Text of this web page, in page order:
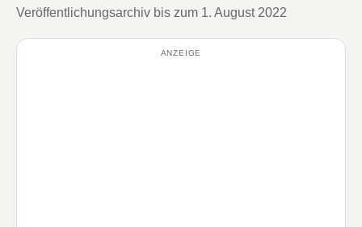
Veröffentlichungsarchiv bis zum 1. August 2022
ANZEIGE